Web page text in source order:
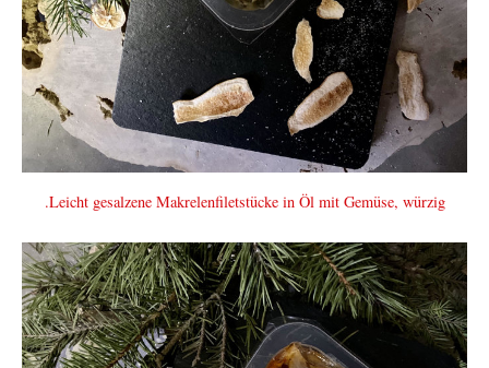
.Leicht gesalzene Makrelenfiletstücke in Öl mit Gemüse, würzig